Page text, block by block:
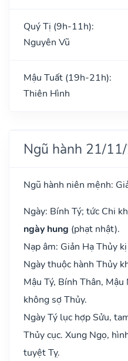
Quý Tị (9h-11h):
Nguyên Vũ
Mậu Tuất (19h-21h):
Thiên Hình
Ngũ hành 21/
Ngũ hành niên mệnh:
Ngày: Bính Tý; tức Chi
ngày hung (phạt nhật).
Nạp âm: Giản Hạ Thủy
Ngày thuộc hành Thủy
Mậu Tý, Bính Thân,
không sợ Thủy.
Ngày Tý lục hợp Sửu,
Thủy cục. Xung Ngọ,
tuyệt Tỵ.